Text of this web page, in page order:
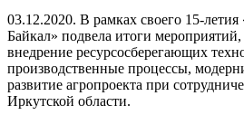
03.12.2020. В рамках своего 15-
Байкал» подвела итоги
внедрение ресурсосберегающих
производственные процессы,
развитие агропроекта при
Иркутской области.